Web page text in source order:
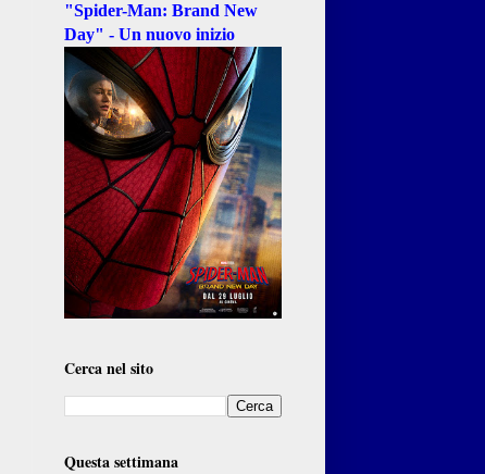
"Spider-Man: Brand New
Day" - Un nuovo inizio
Cerca nel sito
Questa settimana